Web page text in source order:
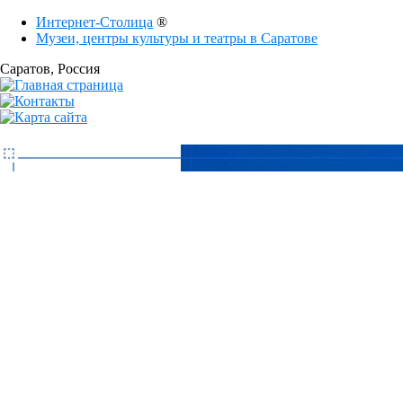
Интернет-Столица ®
Музеи, центры культуры и театры в Саратове
Саратов, Россия